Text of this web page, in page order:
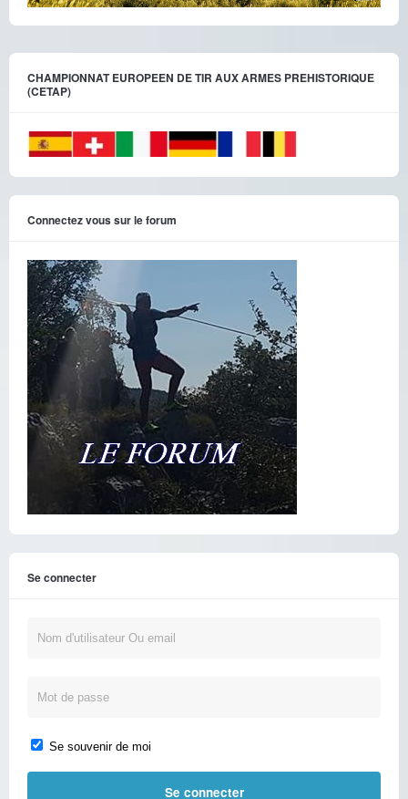
CHAMPIONNAT EUROPEEN DE TIR AUX ARMES PREHISTORIQUE
(CETAP)
Connectez vous sur le forum
Se connecter
Se souvenir de moi